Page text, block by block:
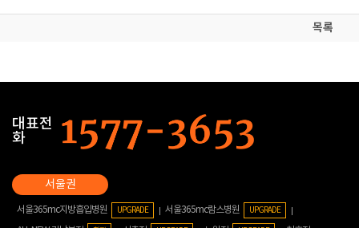
목록
대표전
화
서울365mc지방흡입병원 UPGRADE 서울365mc람스병원 UPGRADE